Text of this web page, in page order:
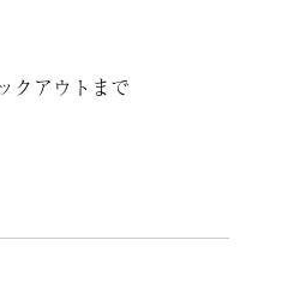
クアウトまで